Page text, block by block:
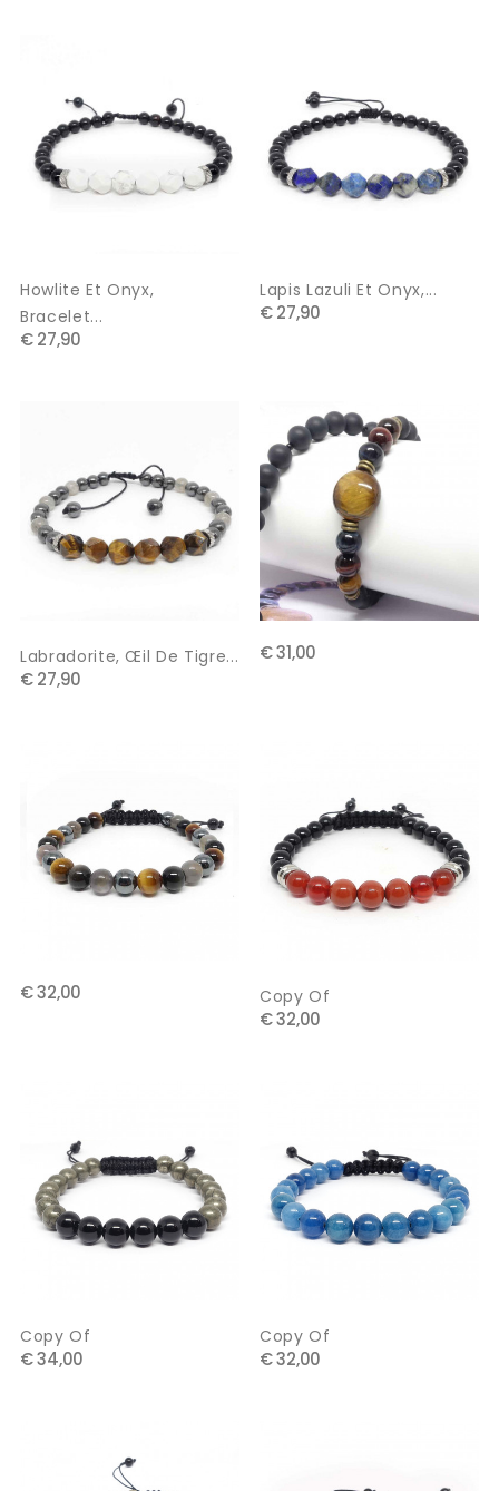
Howlite Et Onyx,
Bracelet...
€ 27,90
Lapis Lazuli Et Onyx,...
€ 27,90
Labradorite, Œil De Tigre...
€ 27,90
€ 31,00
€ 32,00 Copy Of
€ 32,00
Copy Of
€ 34,00
Copy Of
€ 32,00